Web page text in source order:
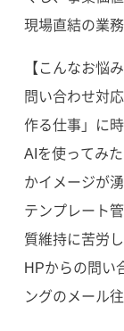
現場直結の業
【こんなお悩
問い合わせ対
作る仕事」に
AIを使ってみ
かイメージが
テンプレート
質維持に苦労
HPからの問い
ングのメール